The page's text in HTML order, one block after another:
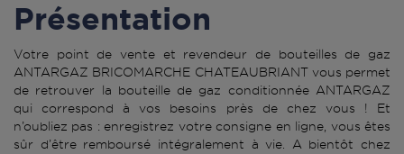
Présentation
Votre point de vente et revendeur de bouteilles de gaz
ANTARGAZ BRICOMARCHE CHATEAUBRIANT vous permet
de retrouver la bouteille de gaz conditionnée ANTARGAZ
qui correspond à vos besoins près de chez vous ! Et
n’oubliez pas : enregistrez votre consigne en ligne, vous êtes
sûr d’être remboursé intégralement à vie. A bientôt chez